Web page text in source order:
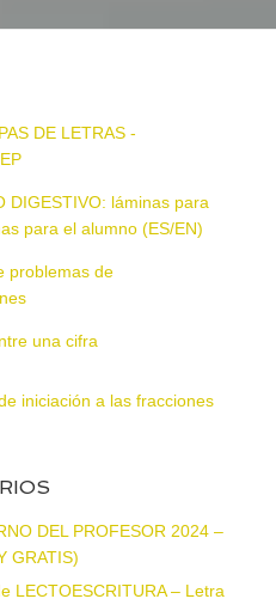
DE LETRAS -
DIGESTIVO: láminas para
para el alumno (ES/EN)
problemas de
una cifra
iniciación a las fracciones
DEL PROFESOR 2024 –
GRATIS)
LECTOESCRITURA – Letra